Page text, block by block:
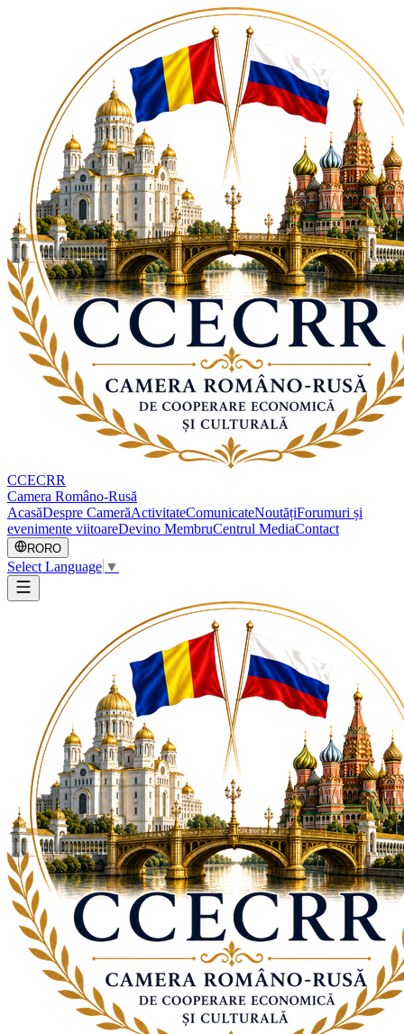
CCECRR
Camera Româno-Rusă
AcasăDespre CamerăActivitateComunicateNoutățiForumuri și
evenimente viitoareDevino MembruCentrul MediaContact
RORO
Select Language ▼